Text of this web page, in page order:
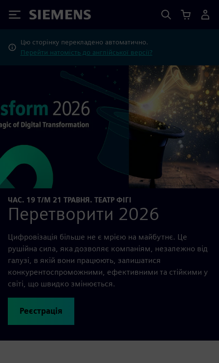
Siemens
Цю сторінку перекладено автоматично.
Перейти натомість до англійської версії?
ЧАС. 19 Т/М 21 ТРАВНЯ. ТЕАТР ФІГІ
Перетворити 2026
Цифровізація більше не є мрією на майбутнє. Це
рушійна сила, яка дозволяє компаніям, незалежно від
галузі, в якій вони працюють, залишатися
конкурентоспроможними, ефективними та стійкими у
світі, що швидко змінюється.
Реєстрація